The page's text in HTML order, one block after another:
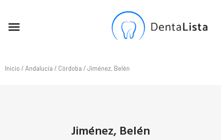
Inicio / Andalucía / Córdoba / Jiménez, Belén
Jiménez, Belén